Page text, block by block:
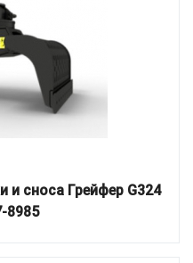
и сноса Грейфер G324
8985